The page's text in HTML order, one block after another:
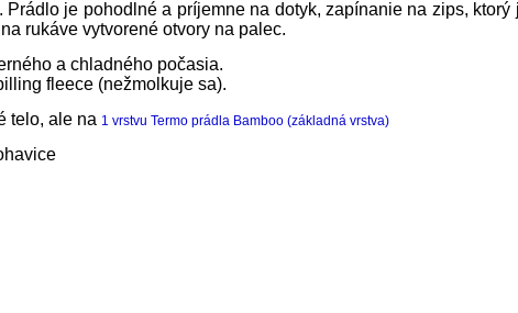
Prádlo je pohodlné a príjemne na dotyk, zapínanie na zips, ktorý
rukáve vytvorené otvory na palec.
a chladného počasia.
fleece (nežmolkuje sa).
telo, ale na 1 vrstvu Termo prádla Bamboo (základná vrstva)